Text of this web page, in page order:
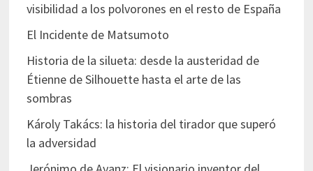
visibilidad a los polvorones en el resto de España
El Incidente de Matsumoto
Historia de la silueta: desde la austeridad de
Étienne de Silhouette hasta el arte de las
sombras
Károly Takács: la historia del tirador que superó
la adversidad